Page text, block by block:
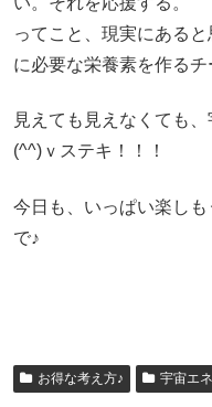
ってこと、現実にある
に必要な栄養素を作るチ
見えても見えなくても
(^^)ｖステキ！！！
今日も、いっぱい楽し
で♪
お得な考え方♪ 宇宙エ